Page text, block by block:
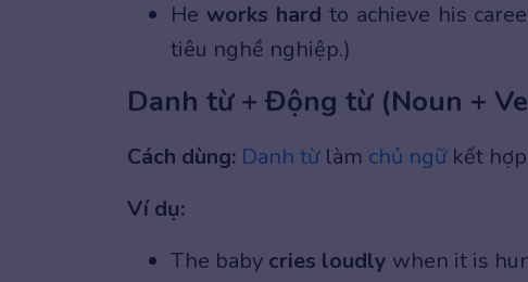
He works hard to achieve his
tiêu nghề nghiệp.)
Danh từ + Động từ (Noun +
Cách dùng: Danh từlàm chủ ngữkết hợp
Ví dụ:
The baby cries loudly when it is